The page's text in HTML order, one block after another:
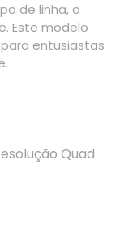
de linha, o
Este modelo
entusiastas
Quad